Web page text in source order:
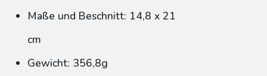
Maße und Beschnitt: 14,8 x 21
cm
Gewicht: 356,8g